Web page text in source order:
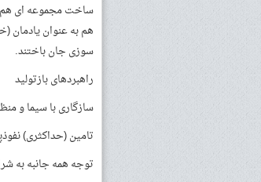
ساخت مجموعه­ ای هم
سوزی جان باختند.
راهبردهای بازتولید
سازگاری با سیما و
تامین (حداکثری)
توجه همه جانبه به